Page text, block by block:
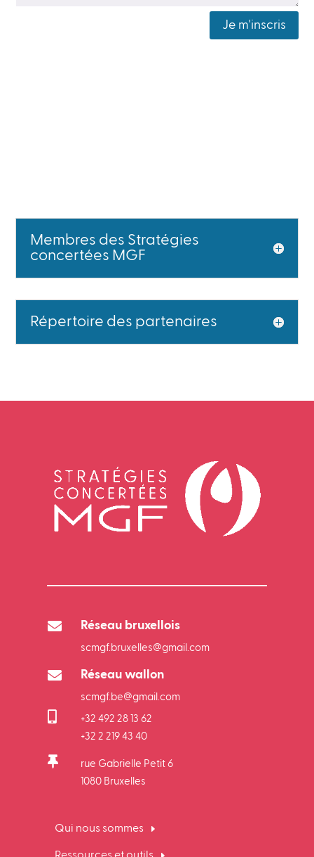
Je m'inscris
Membres des Stratégies
concertées MGF
Répertoire des partenaires
 Réseau bruxellois
scmgf.bruxelles@gmail.com
 Réseau wallon
scmgf.be@gmail.com

+32 492 28 13 62
+32 2 219 43 40

rue Gabrielle Petit 6
1080 Bruxelles
Qui nous sommes